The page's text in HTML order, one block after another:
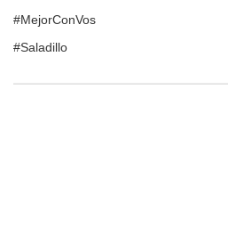
#MejorConVos
#Saladillo